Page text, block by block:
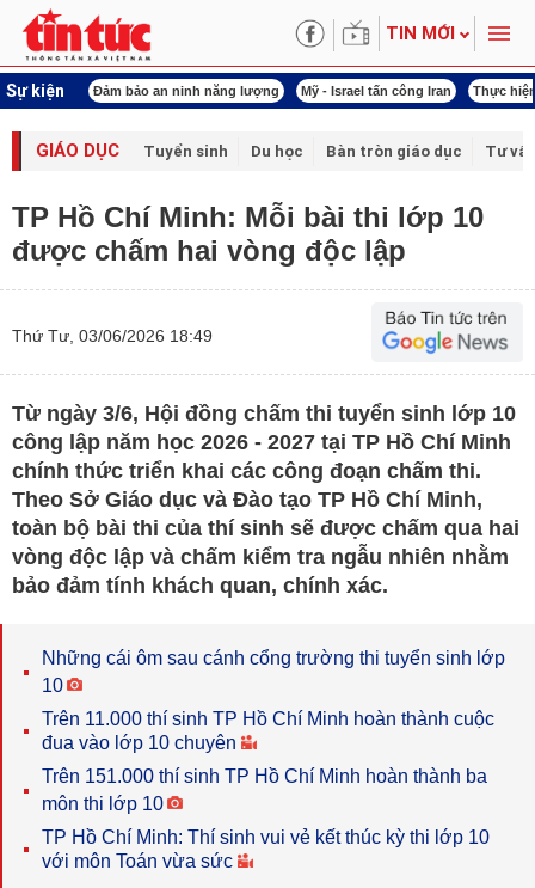
TIN MỚI
Sự kiện
khóa XVI Đảm bảo an ninh năng lượng Mỹ - Israel tấn công Iran Thực
GIÁO DỤC Tuyển sinh Du học Bàn tròn giáo dục Tư
TP Hồ Chí Minh: Mỗi bài thi lớp 10
được chấm hai vòng độc lập
Thứ Tư, 03/06/2026 18:49
Từ ngày 3/6, Hội đồng chấm thi tuyển sinh lớp 10
công lập năm học 2026 - 2027 tại TP Hồ Chí Minh
chính thức triển khai các công đoạn chấm thi.
Theo Sở Giáo dục và Đào tạo TP Hồ Chí Minh,
toàn bộ bài thi của thí sinh sẽ được chấm qua hai
vòng độc lập và chấm kiểm tra ngẫu nhiên nhằm
bảo đảm tính khách quan, chính xác.
Những cái ôm sau cánh cổng trường thi tuyển sinh lớp
10
Trên 11.000 thí sinh TP Hồ Chí Minh hoàn thành cuộc
đua vào lớp 10 chuyên
Trên 151.000 thí sinh TP Hồ Chí Minh hoàn thành ba
môn thi lớp 10
TP Hồ Chí Minh: Thí sinh vui vẻ kết thúc kỳ thi lớp 10
với môn Toán vừa sức